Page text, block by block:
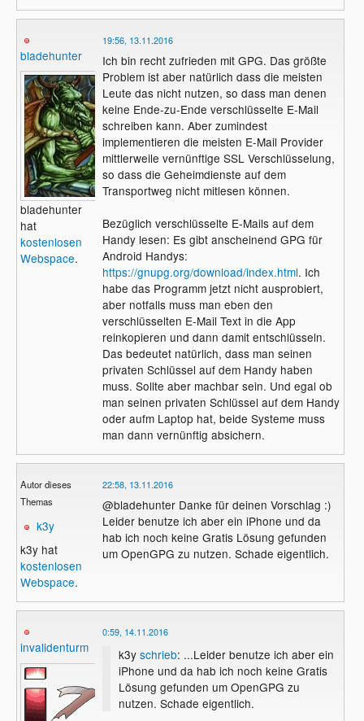
bladehunter
bladehunter
hat
kostenlosen
Webspace.
19:56, 13.11.2016
Ich bin recht zufrieden mit GPG. Das größte
Problem ist aber natürlich dass die meisten
Leute das nicht nutzen, so dass man denen
keine Ende-zu-Ende verschlüsselte E-Mail
schreiben kann. Aber zumindest
implementieren die meisten E-Mail Provider
mittlerweile vernünftige SSL Verschlüsselung,
so dass die Geheimdienste auf dem
Transportweg nicht mitlesen können.
Bezüglich verschlüsselte E-Mails auf dem
Handy lesen: Es gibt anscheinend GPG für
Android Handys:
https://gnupg.org/download/index.html. Ich
habe das Programm jetzt nicht ausprobiert,
aber notfalls muss man eben den
verschlüsselten E-Mail Text in die App
reinkopieren und dann damit entschlüsseln.
Das bedeutet natürlich, dass man seinen
privaten Schlüssel auf dem Handy haben
muss. Sollte aber machbar sein. Und egal ob
man seinen privaten Schlüssel auf dem Handy
oder aufm Laptop hat, beide Systeme muss
man dann vernünftig absichern.
Autor dieses
Themas
k3y
k3y hat
kostenlosen
Webspace.
22:58, 13.11.2016
@bladehunter Danke für deinen Vorschlag :)
Leider benutze ich aber ein iPhone und da
hab ich noch keine Gratis Lösung gefunden
um OpenGPG zu nutzen. Schade eigentlich.
invalidenturm
0:59, 14.11.2016
k3y schrieb: ...Leider benutze ich aber ein
iPhone und da hab ich noch keine Gratis
Lösung gefunden um OpenGPG zu
nutzen. Schade eigentlich.